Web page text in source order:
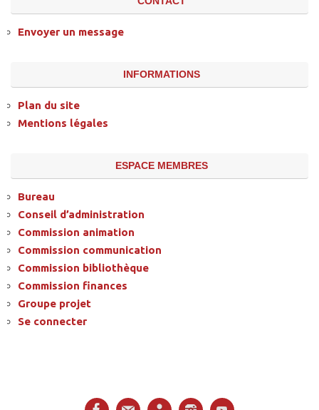
Envoyer un message
INFORMATIONS
Plan du site
Mentions légales
ESPACE MEMBRES
Bureau
Conseil d’administration
Commission animation
Commission communication
Commission bibliothèque
Commission finances
Groupe projet
Se connecter